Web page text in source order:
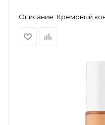
Описание: Кремовый